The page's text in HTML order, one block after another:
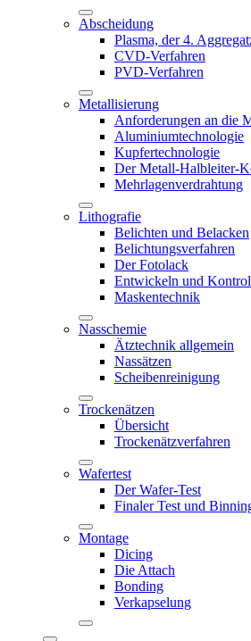
Abscheidung
Plasma, der 4.
CVD-Verfahren
PVD-Verfahren
Metallisierung
Anforderungen an die
Aluminiumtechnologie
Kupfertechnologie
Der Metall-Halbleiter-
Mehrlagenverdrahtung
Lithografie
Belichten und Belacken
Belichtungsverfahren
Der Fotolack
Entwickeln und
Maskentechnik
Nasschemie
Ätztechnik allgemein
Nassätzen
Scheibenreinigung
Trockenätzen
Übersicht
Trockenätzverfahren
Wafertest
Der Wafer-Test
Finaler Test und
Montage
Dicing
Die Attach
Bonding
Verkapselung